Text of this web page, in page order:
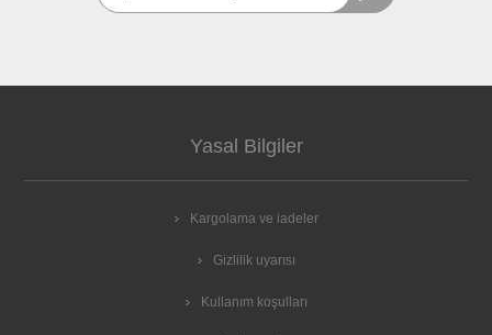
Yasal Bilgiler
Kargolama ve iadeler
Gizlilik uyarısı
Kullanım koşulları